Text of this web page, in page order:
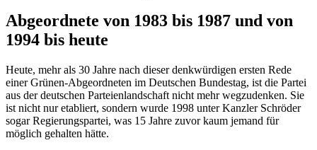
Abgeordnete von 1983 bis 1987 und von
1994 bis heute
Heute, mehr als 30 Jahre nach dieser denkwürdigen ersten Rede
einer Grünen-Abgeordneten im Deutschen Bundestag, ist die Partei
aus der deutschen Parteienlandschaft nicht mehr wegzudenken. Sie
ist nicht nur etabliert, sondern wurde 1998 unter Kanzler Schröder
sogar Regierungspartei, was 15 Jahre zuvor kaum jemand für
möglich gehalten hätte.